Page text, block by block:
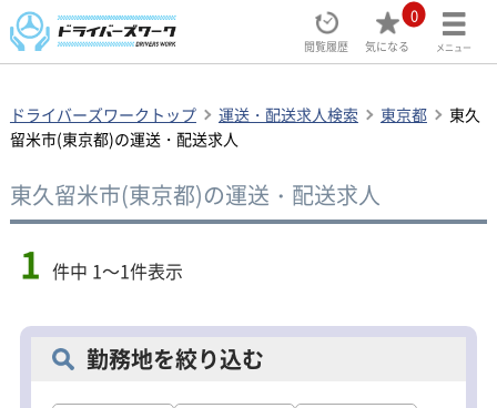
閲覧履歴
0
気になる メニュー
ドライバーズワークトップ 運送・配送求人検索 東京都
東久
留米市(東京都)の運送・配送求人
東久留米市(東京都)の運送・配送求人
1 件中 1～1件表示
勤務地を絞り込む